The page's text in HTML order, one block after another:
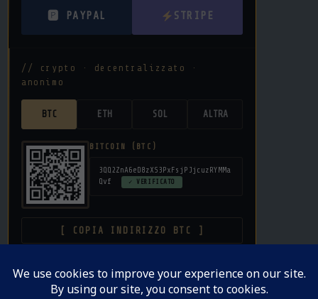
🅿 PAYPAL STRIPE
// crypto · decentralizzato ·
anonimo
BTC ETH SOL ALTRA
BITCOIN (BTC)
3QQ2ZnA6eD8zXS3PxFsjPJjcuzRYMMa
Qvf
✓ VERIFICATO
[ COPIA INDIRIZZO BTC ]
donazione libera · nessuna commissione su crypto ·
privacy garantita